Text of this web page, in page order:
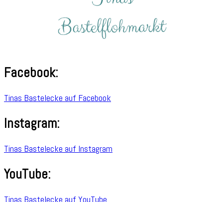
Facebook:
Tinas Bastelecke auf Facebook
Instagram:
Tinas Bastelecke auf Instagram
YouTube:
Tinas Bastelecke auf YouTube